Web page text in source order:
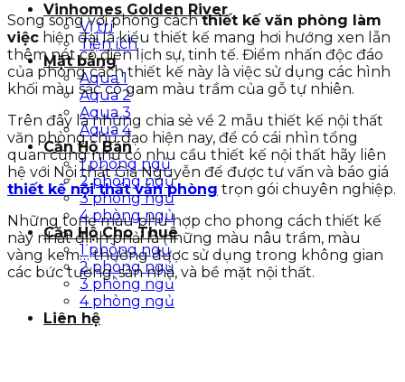
Vinhomes Golden River
Vị trí
Tiện ích
Mặt bằng
Aqua 1
Aqua 2
Aqua 3
Aqua 4
Căn Hộ Bán
1 phòng ngủ
2 phòng ngủ
3 phòng ngủ
4 phòng ngủ
Căn Hộ Cho Thuê
1 phòng ngủ
2 phòng ngủ
3 phòng ngủ
4 phòng ngủ
Liên hệ
Song song với phong cáchthiết kế văn phòng làm
việc hiện đại là kiểu thiết kế mang hơi hướng xen lẫn
thêm nét cổ điển lịch sự, tinh tế. Điểm nhấn độc đáo
của phong cách thiết kế này là việc sử dụng các hình
khối màu sắc có gam màu trầm của gỗ tự nhiên.
Trên đây là những chia sẻ về 2 mẫu thiết kế nội thất
văn phòng chủ đạo hiện nay, để có cái nhìn tổng
quan cũng như có nhu cầu thiết kế nội thất hãy liên
hệ với Nội thất Gia Nguyễn để được tư vấn và báo giá
thiết kế nội thất văn phòng trọn gói chuyên nghiệp.
Những tone màu phù hợp cho phong cách thiết kế
này nhất định phải là những màu nâu trầm, màu
vàng kem… thường được sử dụng trong không gian
các bức tường, sàn nhà, và bề mặt nội thất.